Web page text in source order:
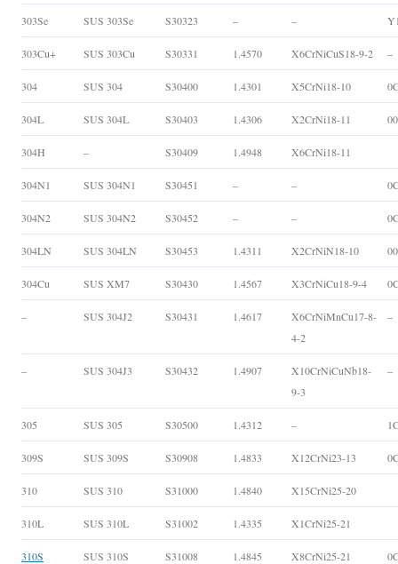
303Se SUS 303Se S30323 – –
303Cu+ SUS 303Cu S30331 1.4570 X6CrNiCuS18-9-2 –
304 SUS 304 S30400 1.4301 X5CrNi18-10
304L SUS 304L S30403 1.4306 X2CrNi18-11
304H – S30409 1.4948 X6CrNi18-11
304N1 SUS 304N1 S30451 – –
304N2 SUS 304N2 S30452 – –
304LN SUS 304LN S30453 1.4311 X2CrNiN18-10
304Cu SUS XM7 S30430 1.4567 X3CrNiCu18-9-4
– SUS 304J2 S30431 1.4617
X6CrNiMnCu17-8-
4-2
–
– SUS 304J3 S30432 1.4907
X10CrNiCuNb18-
9-3
–
305 SUS 305 S30500 1.4312 –
309S SUS 309S S30908 1.4833 X12CrNi23-13
310 SUS 310 S31000 1.4840 X15CrNi25-20
310L SUS 310L S31002 1.4335 X1CrNi25-21
310S SUS 310S S31008 1.4845 X8CrNi25-21